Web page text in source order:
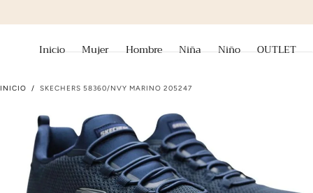
Inicio Mujer Hombre Niña Niño OUTLET
INICIO / SKECHERS 58360/NVY MARINO 205247